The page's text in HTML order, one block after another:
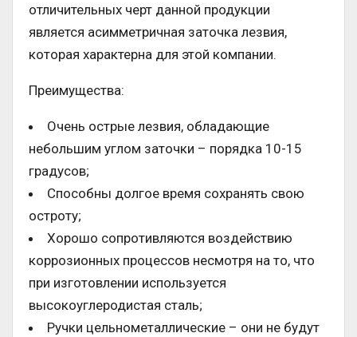
отличительных черт данной продукции
является асимметричная заточка лезвия,
которая характерна для этой компании.
Преимущества:
Очень острые лезвия, обладающие
небольшим углом заточки – порядка 10-15
градусов;
Способны долгое время сохранять свою
остроту;
Хорошо сопротивляются воздействию
коррозионных процессов несмотря на то, что
при изготовлении используется
высокоуглеродистая сталь;
Ручки цельнометаллические – они не будут